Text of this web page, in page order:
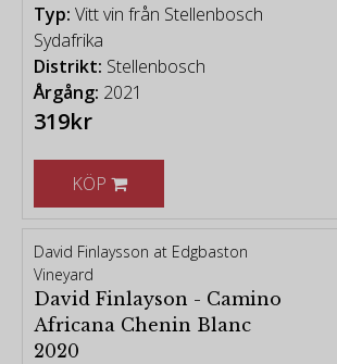
Typ: Vitt vin från Stellenbosch
Sydafrika
Distrikt: Stellenbosch
Årgång: 2021
319kr
KÖP
David Finlaysson at Edgbaston
Vineyard
David Finlayson - Camino
Africana Chenin Blanc
2020